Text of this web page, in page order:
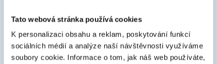
Tato webová stránka používá cookies
K personalizaci obsahu a reklam, poskytování funkcí
sociálních médií a analýze naší návštěvnosti využíváme
soubory cookie. Informace o tom, jak náš web používáte,
Rozcestník systémů
KOS
Courses